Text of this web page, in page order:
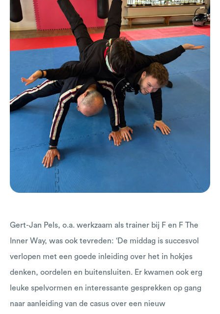
Gert-Jan Pels, o.a. werkzaam als trainer bij F en F The
Inner Way, was ook tevreden: ‘De middag is succesvol
verlopen met een goede inleiding over het in hokjes
denken, oordelen en buitensluiten. Er kwamen ook erg
leuke spelvormen en interessante gesprekken op gang
naar aanleiding van de casus over een nieuw